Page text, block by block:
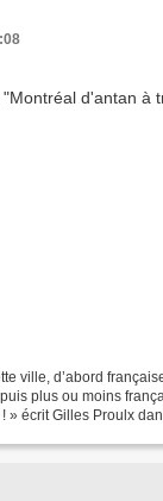
ville, d’abord
plus ou moins
» écrit Gilles Proulx